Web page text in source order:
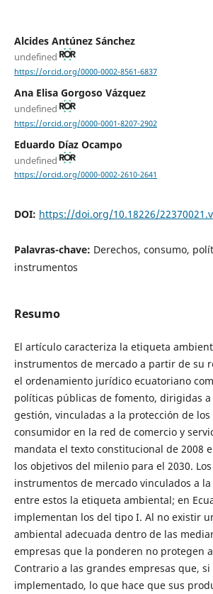
Alcides Antúnez Sánchez
undefined
https://orcid.org/0000-0002-8561-6837
Ana Elisa Gorgoso Vázquez
undefined
https://orcid.org/0000-0001-8207-2902
Eduardo Díaz Ocampo
undefined
https://orcid.org/0000-0002-2610-2641
DOI: https://doi.org/10.18226/
Palavras-chave: Derechos, consumo,
instrumentos
Resumo
El artículo caracteriza la etiqueta
instrumentos de mercado a partir de su
el ordenamiento jurídico ecuatoriano
políticas públicas de fomento, dirigidas
gestión, vinculadas a la protección de
consumidor en la red de comercio y
mandata el texto constitucional de 2008
los objetivos del milenio para el 2030.
instrumentos de mercado vinculados a
entre estos la etiqueta ambiental; en
implementan los del tipo I. Al no existir
ambiental adecuada dentro de las
empresas que la ponderen no protegen
Contrario a las grandes empresas que, si
implementado, lo que hace que sus